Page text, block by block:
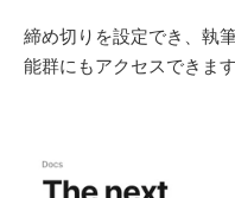
締め切りを設定でき、執
能群にもアクセスできま